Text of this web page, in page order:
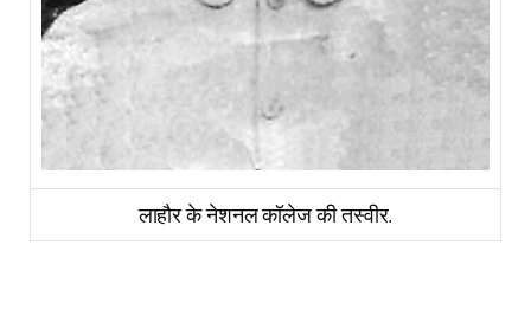
लाहौर के नेशनल कॉलेज की तस्वीर.